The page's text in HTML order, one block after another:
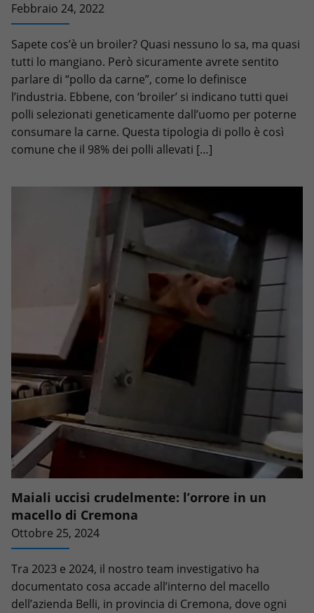
Febbraio 24, 2022
Sapete cos’è un broiler? Quasi nessuno lo sa, ma quasi
tutti lo mangiano. Però sicuramente avrete sentito
parlare di “pollo da carne”, come lo definisce
l’industria. Ebbene, con ‘broiler’ si indicano tutti quei
polli selezionati geneticamente dall’uomo per poterne
consumare la carne. Questa tipologia di pollo è così
comune che il 98% dei polli allevati […]
Maiali uccisi crudelmente: l’orrore in un
macello di Cremona
Ottobre 25, 2024
Tra 2023 e 2024, il nostro team investigativo ha
documentato cosa accade all’interno del macello
dell’azienda Belli, in provincia di Cremona, dove ogni